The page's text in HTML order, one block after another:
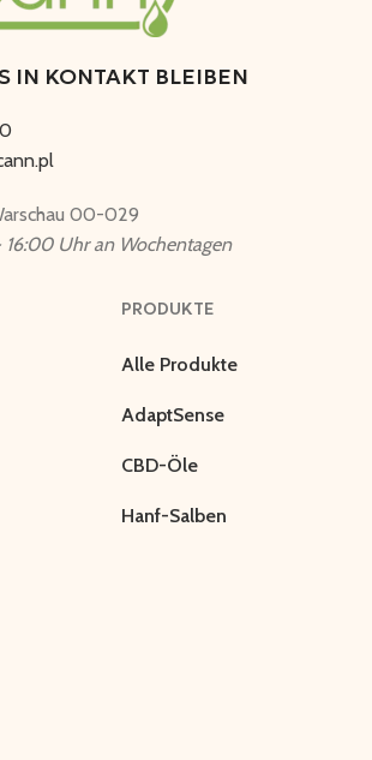
IN KONTAKT BLEIBEN
00-029
Uhr an Wochentagen
PRODUKTE
Alle Produkte
AdaptSense
CBD-Öle
Hanf-Salben